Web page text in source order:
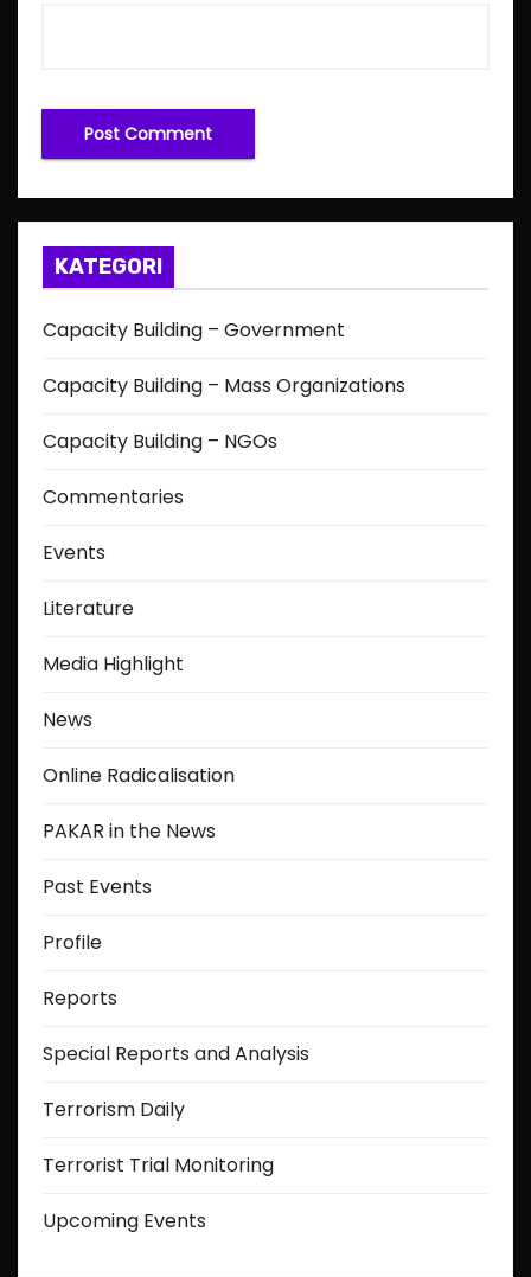
KATEGORI
Capacity Building – Government
Capacity Building – Mass Organizations
Capacity Building – NGOs
Commentaries
Events
Literature
Media Highlight
News
Online Radicalisation
PAKAR in the News
Past Events
Profile
Reports
Special Reports and Analysis
Terrorism Daily
Terrorist Trial Monitoring
Upcoming Events